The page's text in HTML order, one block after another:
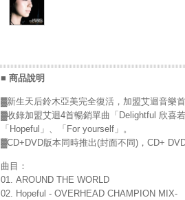
■ 商品說明
▓新生天后鈴木亞美完全復活，加盟艾迴音樂
▓收錄加盟艾迴4首暢銷單曲「Delightful 欣喜
「Hopeful」、「For yourself」。
▓CD+DVD版本同時推出(封面不同)，CD+
曲目：
01. AROUND THE WORLD
02. Hopeful - OVERHEAD CHAMPION MIX-